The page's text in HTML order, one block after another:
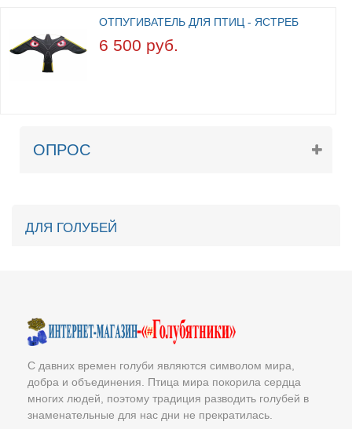
ОТПУГИВАТЕЛЬ ДЛЯ ПТИЦ - ЯСТРЕБ
6 500 руб.
ОПРОС
ДЛЯ ГОЛУБЕЙ
С давних времен голуби являются символом мира,
добра и объединения. Птица мира покорила сердца
многих людей, поэтому традиция разводить голубей в
знаменательные для нас дни не прекратилась.